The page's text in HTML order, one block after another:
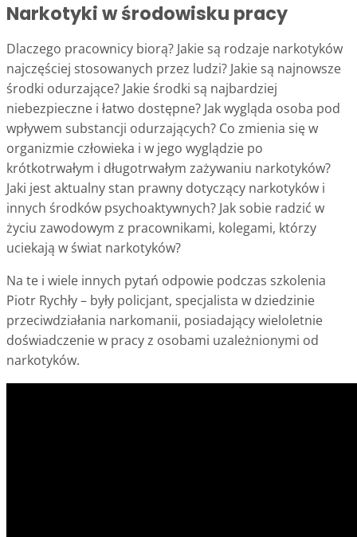
Narkotyki w środowisku pracy
Dlaczego pracownicy biorą? Jakie są rodzaje narkotyków
najczęściej stosowanych przez ludzi? Jakie są najnowsze
środki odurzające? Jakie środki są najbardziej
niebezpieczne i łatwo dostępne? Jak wygląda osoba pod
wpływem substancji odurzających? Co zmienia się w
organizmie człowieka i w jego wyglądzie po
krótkotrwałym i długotrwałym zażywaniu narkotyków?
Jaki jest aktualny stan prawny dotyczący narkotyków i
innych środków psychoaktywnych? Jak sobie radzić w
życiu zawodowym z pracownikami, kolegami, którzy
uciekają w świat narkotyków?
Na te i wiele innych pytań odpowie podczas szkolenia
Piotr Rychły – były policjant, specjalista w dziedzinie
przeciwdziałania narkomanii, posiadający wieloletnie
doświadczenie w pracy z osobami uzależnionymi od
narkotyków.